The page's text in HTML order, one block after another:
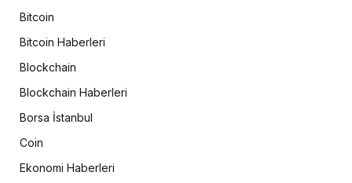
Bitcoin
Bitcoin Haberleri
Blockchain
Blockchain Haberleri
Borsa İstanbul
Coin
Ekonomi Haberleri